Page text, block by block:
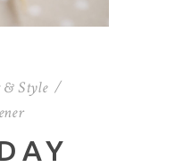
Style